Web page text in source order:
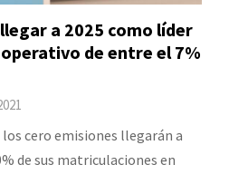
a 2025 como líder
operativo de entre el 7%
cero emisiones llegarán a
de sus matriculaciones en